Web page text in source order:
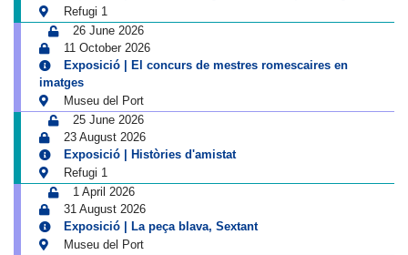
Refugi 1
26 June 2026
11 October 2026
Exposició | El concurs de mestres romescaires en
imatges
Museu del Port
25 June 2026
23 August 2026
Exposició | Històries d'amistat
Refugi 1
1 April 2026
31 August 2026
Exposició | La peça blava, Sextant
Museu del Port